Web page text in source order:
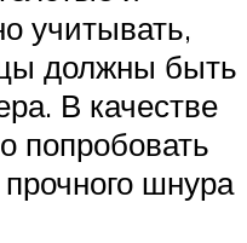
учитывать,
должны быть
В качестве
попробовать
шнура